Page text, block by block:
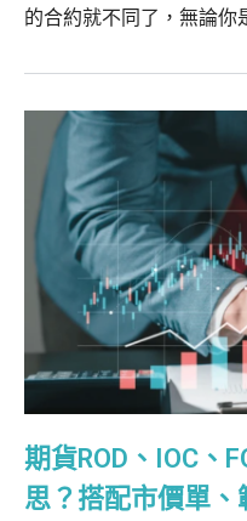
的合約就不同了，無論你
期貨ROD、IOC、
思？搭配市價單